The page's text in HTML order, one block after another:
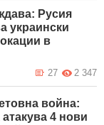
Русия
украински
в
2 347
27
война:
4 нови